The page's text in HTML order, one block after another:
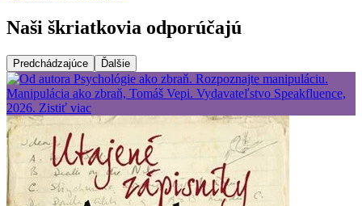
Naši škriatkovia odporúčajú
Predchádzajúce Ďalšie